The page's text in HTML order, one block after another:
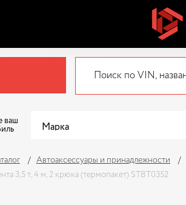
ваш
Автоаксессуары и принадлежности
3,5 т, 4 м, 2 крюка (термопакет) STBT0352